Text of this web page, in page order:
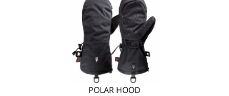
POLAR HOOD